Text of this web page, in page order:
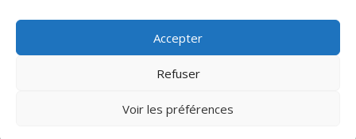
Accepter
Refuser
Voir les préférences
net